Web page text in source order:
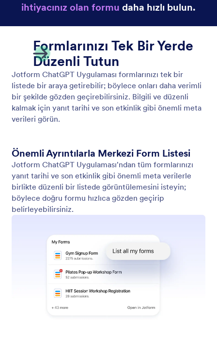
ihtiyacınız olan formu daha hızlı bulun.
Formlarınızı Tek Bir Yerde
Düzenli Tutun
Jotform ChatGPT Uygulaması formlarınızı tek bir
listede bir araya getirebilir; böylece onları daha verimli
bir şekilde gözden geçirebilirsiniz. Bilgili ve düzenli
kalmak için yanıt tarihi ve son etkinlik gibi önemli meta
verileri görün.
Önemli Ayrıntılarla Merkezi Form Listesi
Jotform ChatGPT Uygulaması'ndan tüm formlarınızı
yanıt tarihi ve son etkinlik gibi önemli meta verilerle
birlikte düzenli bir listede görüntülemesini isteyin;
böylece doğru formu hızlıca gözden geçirip
belirleyebilirsiniz.